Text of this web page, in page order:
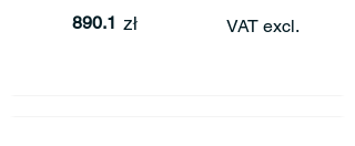
890.1 zł VAT excl.